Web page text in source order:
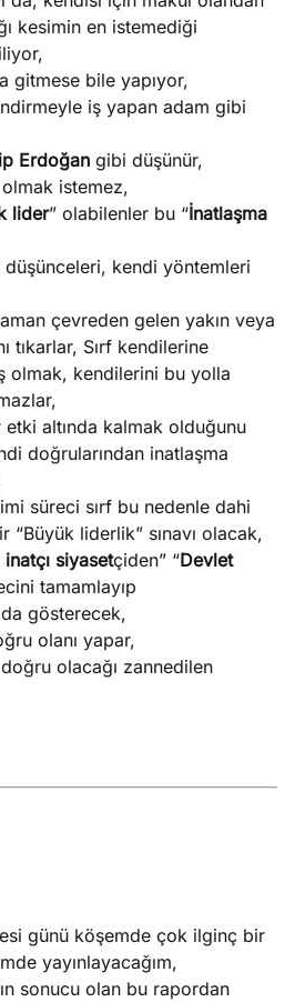
kesimin en istemediği
gitmese bile yapıyor,
iş yapan adam gibi
Erdoğan gibi düşünür,
istemez,
lider” olabilenler bu “İnatlaşma
düşünceleri, kendi yöntemleri
çevreden gelen yakın veya
tıkarlar, Sırf kendilerine
olmak, kendilerini bu yolla
etki altında kalmak olduğunu
doğrularından inatlaşma
süreci sırf bu nedenle dahi
liderlik” sınavı olacak,
inatçı siyasetçiden” “Devlet
tamamlayıp
gösterecek,
olanı yapar,
olacağı zannedilen
günü köşemde çok ilginç bir
yayınlayacağım,
sonucu olan bu rapordan